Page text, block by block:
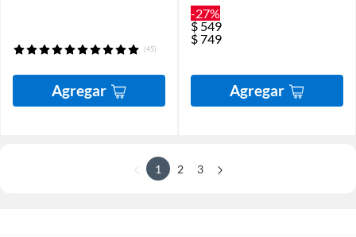
(45)
Agregar
-27%
$ 549
$749
Agregar
1 2 3